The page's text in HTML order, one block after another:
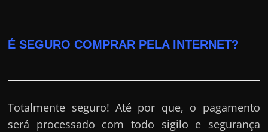
É SEGURO COMPRAR PELA INTERNET?
Totalmente seguro! Até por que, o pagamento
será processado com todo sigilo e segurança